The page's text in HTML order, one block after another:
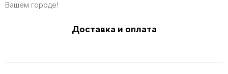
Вашем городе!
Доставка и оплата